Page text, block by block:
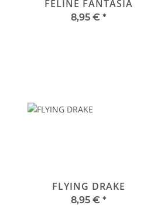
FELINE FANTASIA
8,95 € *
FLYING DRAKE
8,95 € *